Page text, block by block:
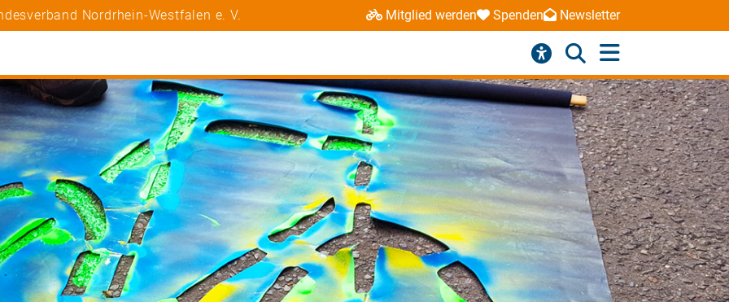
Nordrhein-Westfalen e. V. Mitglied werden Spenden Newsletter